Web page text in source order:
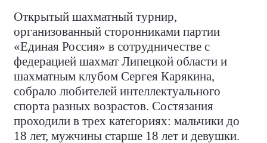
Открытый шахматный турнир,
организованный сторонниками партии
«Единая Россия» в сотрудничестве с
федерацией шахмат Липецкой области и
шахматным клубом Сергея Карякина,
собрало любителей интеллектуального
спорта разных возрастов. Состязания
проходили в трех категориях: мальчики до
18 лет, мужчины старше 18 лет и девушки.